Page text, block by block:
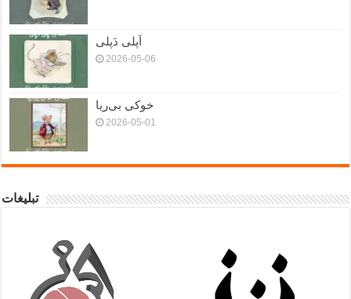
اَپلی دَپلی
2026-05-06
خوکی بی‌ریا
2026-05-01
تبلیغات